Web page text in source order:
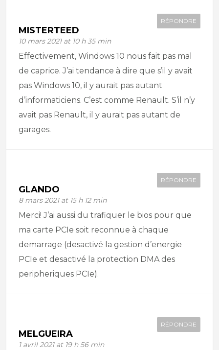
MISTERTEED
10 mars 2021 at 10 h 35 min
RÉPONDRE
Effectivement, Windows 10 nous fait pas mal
de caprice. J’ai tendance à dire que s’il y avait
pas Windows 10, il y aurait pas autant
d’informaticiens. C’est comme Renault. S’il n’y
avait pas Renault, il y aurait pas autant de
garages.
GLANDO
8 mars 2021 at 15 h 12 min
RÉPONDRE
Merci! J’ai aussi du trafiquer le bios pour que
ma carte PCIe soit reconnue à chaque
demarrage (desactivé la gestion d’energie
PCIe et desactivé la protection DMA des
peripheriques PCIe).
MELGUEIRA
1 avril 2021 at 19 h 56 min
RÉPONDRE